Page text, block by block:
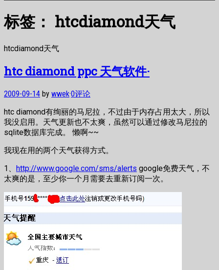
标签： htcdiamond天气
htcdiamond天气
htc diamond ppc 天气软件·
2009-09-14 by wwek·0评论
htc diamond有绚丽的马尼拉，不过由于内存占用太大，所以
我没启用。天气更新也不太爽，虽然可以通过修改马尼拉的
sqlite数据库完成。 懒啊~~
我现在用的两个天气获得方式。
1、
http://www.google.com/sms/alerts google免费天气，不
太爽的是，至少你一个月需要去重新订阅一次。